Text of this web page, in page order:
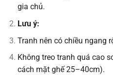
gia chủ.
Lưu ý:
Tranh nên có chiều ngang
Không treo tranh quá cao
cách mặt ghế 25–40cm).